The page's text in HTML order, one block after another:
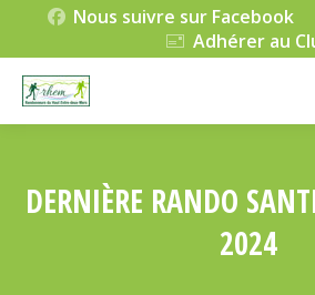
Nous suivre sur Facebook
Adhérer au
DERNIÈRE RANDO
2024